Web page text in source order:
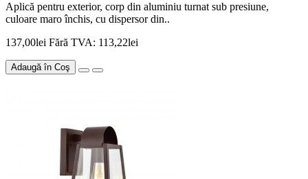
Aplică pentru exterior, corp din aluminiu turnat sub presiune,
culoare maro închis, cu dispersor din..
137,00lei Fără TVA: 113,22lei
Adaugă în Coş